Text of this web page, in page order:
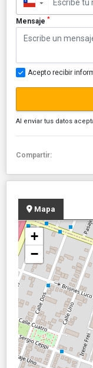
▼
Mensaje *
Acepto recibir
Al enviar tus datos
Compartir:
Mapa
+
−